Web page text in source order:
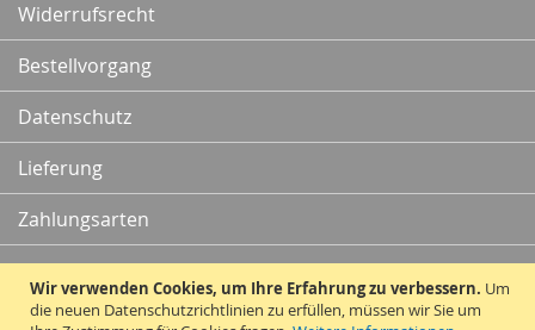
Wir verwenden Cookies, um Ihre Erfahrung zu verbessern. Um
die neuen Datenschutzrichtlinien zu erfüllen, müssen wir Sie um
Widerrufsrecht
Bestellvorgang
Datenschutz
Lieferung
Zahlungsarten
Kontakt